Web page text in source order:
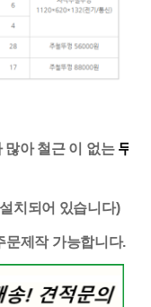
많아 철근 이 없는 무
치되어 있습니다)
제작 가능합니다.